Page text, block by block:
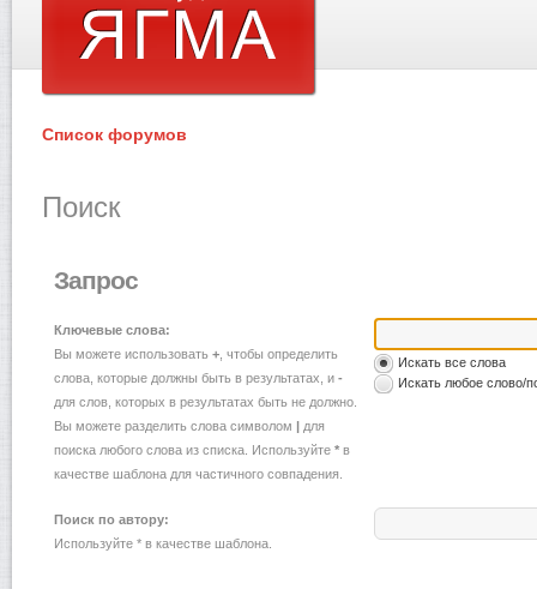
Список форумов
Поиск
Запрос
Ключевые слова:
Вы можете использовать + , чтобы определить
слова, которые должны быть в результатах, и -
для слов, которых в результатах быть не должно.
Вы можете разделить слова символом | для
поиска любого слова из списка. Используйте * в
качестве шаблона для частичного совпадения.
Искать все слова
Искать любое слово/
Поиск по автору:
Используйте * в качестве шаблона.